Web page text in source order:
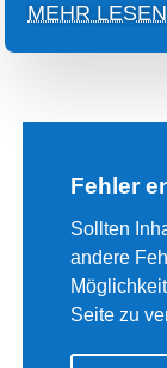
MEHR LESEN
Fehler
Sollten
andere
Seite zu